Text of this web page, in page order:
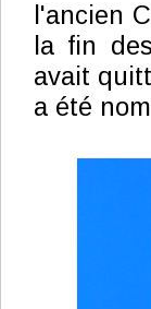
l'ancien
la fin
avait
a été